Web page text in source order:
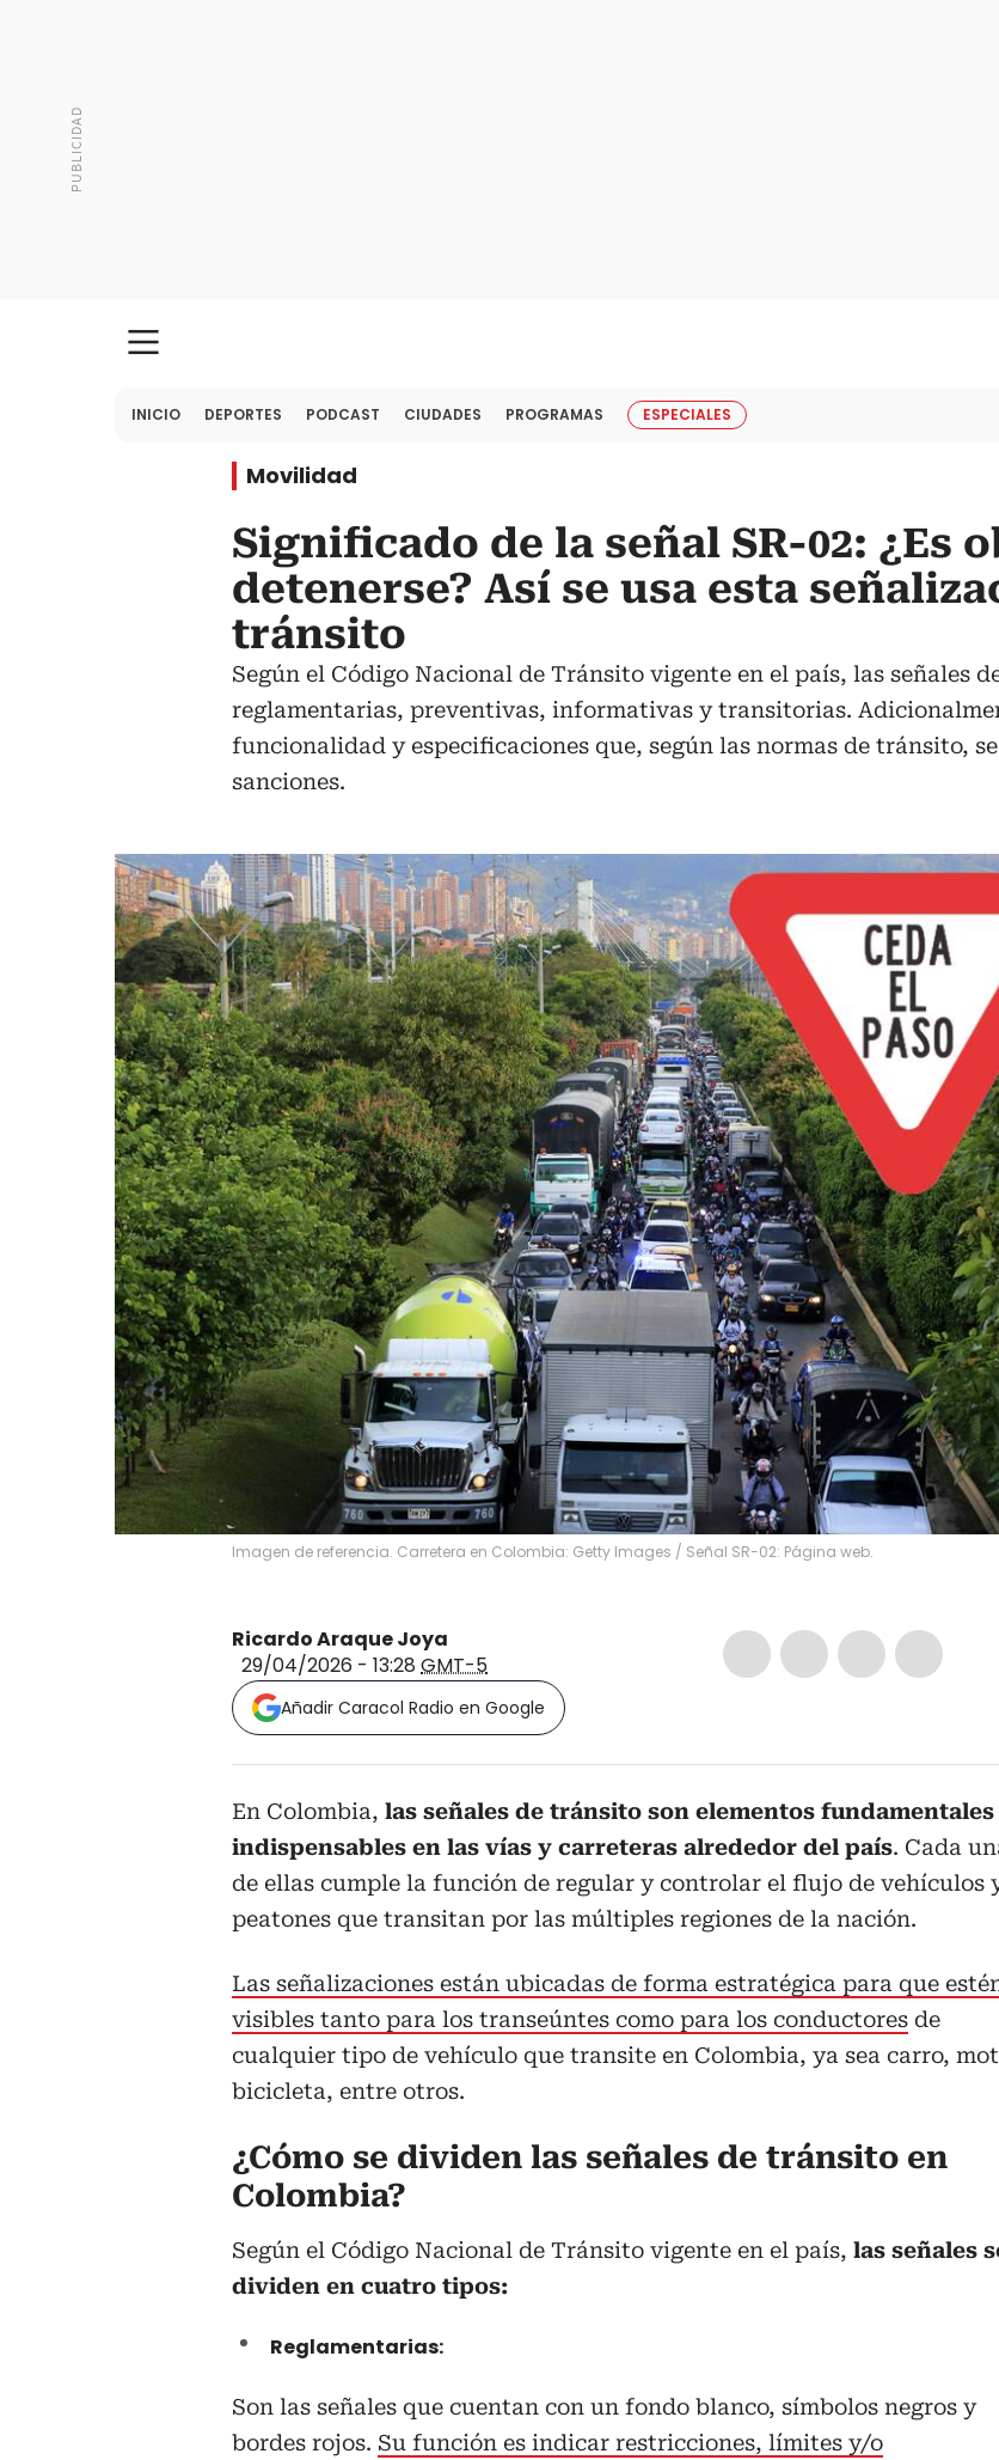
INICIO DEPORTES PODCAST CIUDADES PROGRAMAS ESPECIALES
Movilidad
Significado de la señal SR-02: ¿Es
detenerse? Así se usa esta
tránsito
Según el Código Nacional de Tránsito vigente en el país, las señales
reglamentarias, preventivas, informativas y transitorias.
funcionalidad y especificaciones que, según las normas de tránsito,
sanciones.
Imagen de referencia. Carretera en Colombia: Getty Images / Señal SR-02: Página web.
Ricardo Araque Joya
29/04/2026 - 13:28 GMT-5
Añadir Caracol Radio en Google
En Colombia, las señales de tránsito son elementos fundamentales
indispensables en las vías y carreteras alrededor del país. Cada
de ellas cumple la función de regular y controlar el flujo de vehículos
peatones que transitan por las múltiples regiones de la nación.
Las señalizaciones están ubicadas de forma estratégica para que
visibles tanto para los transeúntes como para los conductores de
cualquier tipo de vehículo que transite en Colombia, ya sea carro,
bicicleta, entre otros.
¿Cómo se dividen las señales de tránsito en
Colombia?
Según el Código Nacional de Tránsito vigente en el país, las señales
dividen en cuatro tipos:
Reglamentarias:
Son las señales que cuentan con un fondo blanco, símbolos negros y
bordes rojos. Su función es indicar restricciones, límites y/o